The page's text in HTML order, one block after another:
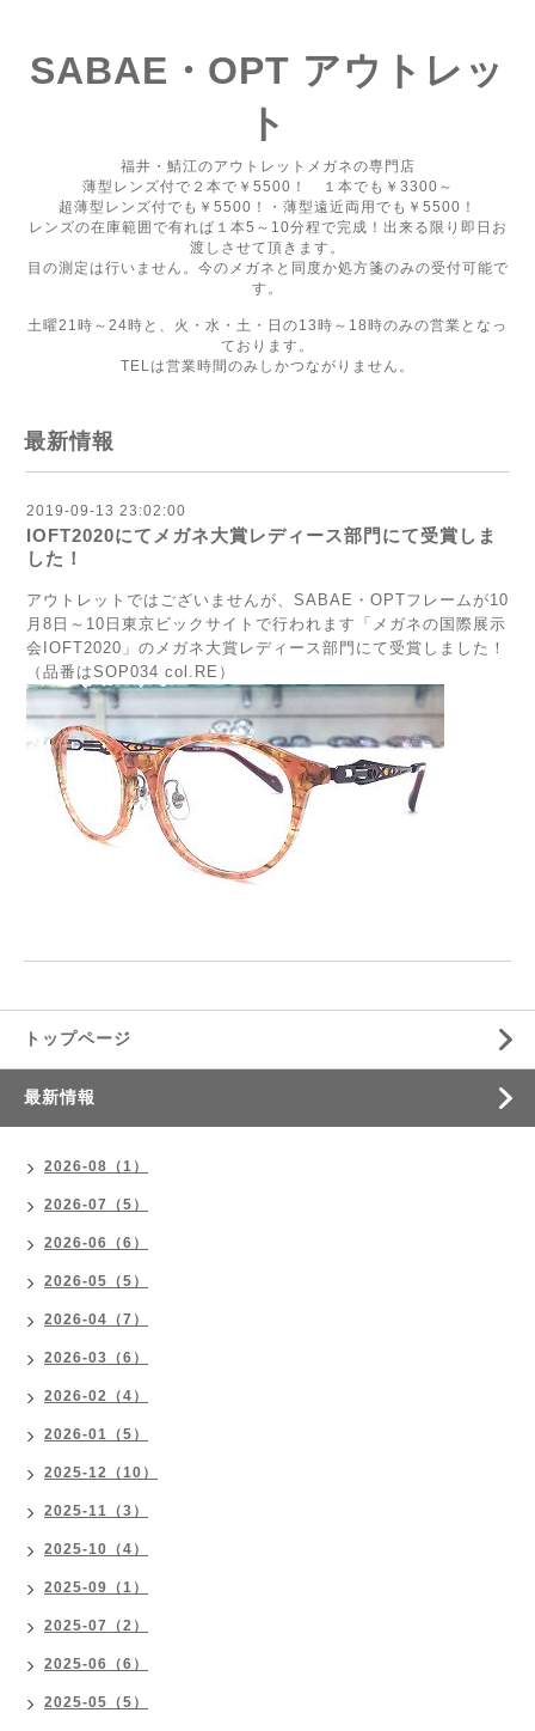
SABAE・OPT アウトレッ
ト
福井・鯖江のアウトレットメガネの専門店
薄型レンズ付で２本で￥5500！ １本でも￥3300～
超薄型レンズ付でも￥5500！・薄型遠近両用でも￥5500！
レンズの在庫範囲で有れば１本5～10分程で完成！出来る限り即日お
渡しさせて頂きます。
目の測定は行いません。今のメガネと同度か処方箋のみの受付可能で
す。
土曜21時～24時と、火・水・土・日の13時～18時のみの営業となっ
ております。
TELは営業時間のみしかつながりません。
最新情報
2019-09-13 23:02:00
IOFT2020にてメガネ大賞レディース部門にて受賞しま
した！
アウトレットではございませんが、SABAE・OPTフレームが10
月8日～10日東京ビックサイトで行われます「メガネの国際展示
会IOFT2020」のメガネ大賞レディース部門にて受賞しました！
（品番はSOP034 col.RE）
トップページ
最新情報
2026-08（1）
2026-07（5）
2026-06（6）
2026-05（5）
2026-04（7）
2026-03（6）
2026-02（4）
2026-01（5）
2025-12（10）
2025-11（3）
2025-10（4）
2025-09（1）
2025-07（2）
2025-06（6）
2025-05（5）